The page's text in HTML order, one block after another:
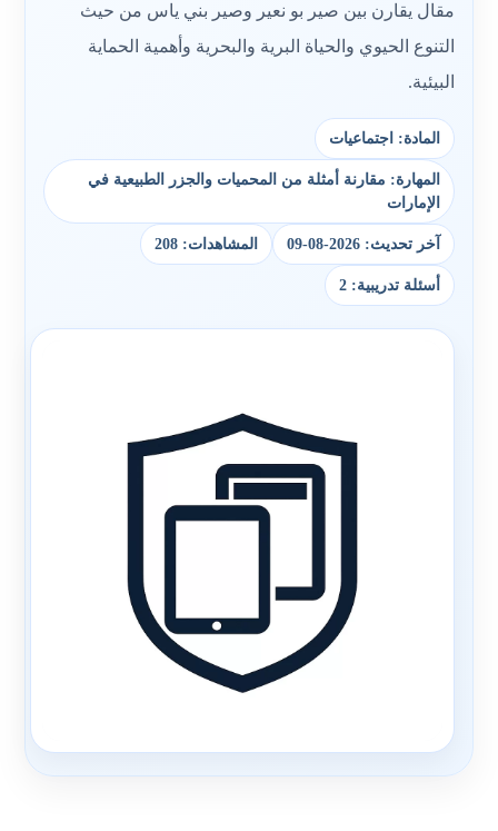
مقال يقارن بين صير بو نعير وصير بني ياس من حيث
التنوع الحيوي والحياة البرية والبحرية وأهمية الحماية
البيئية.
المادة: اجتماعيات
المهارة: مقارنة أمثلة من المحميات والجزر الطبيعية في
الإمارات
آخر تحديث: 2026-08-09 المشاهدات: 208
أسئلة تدريبية: 2